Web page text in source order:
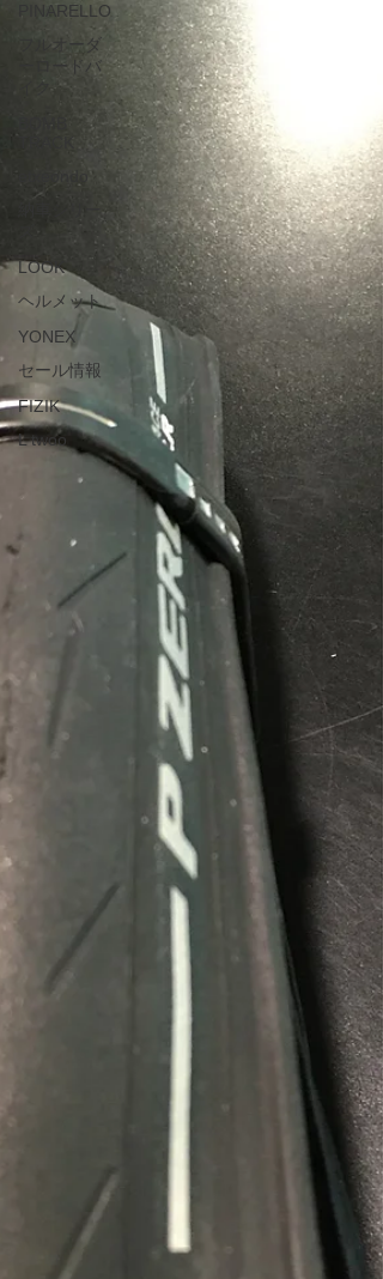
PINARELLO
フルオーダ
ーロードバ
イク
BOMB
etxeondo
LOOK
ヘルメット
YONEX
セール情報
FIZIK
L twoo